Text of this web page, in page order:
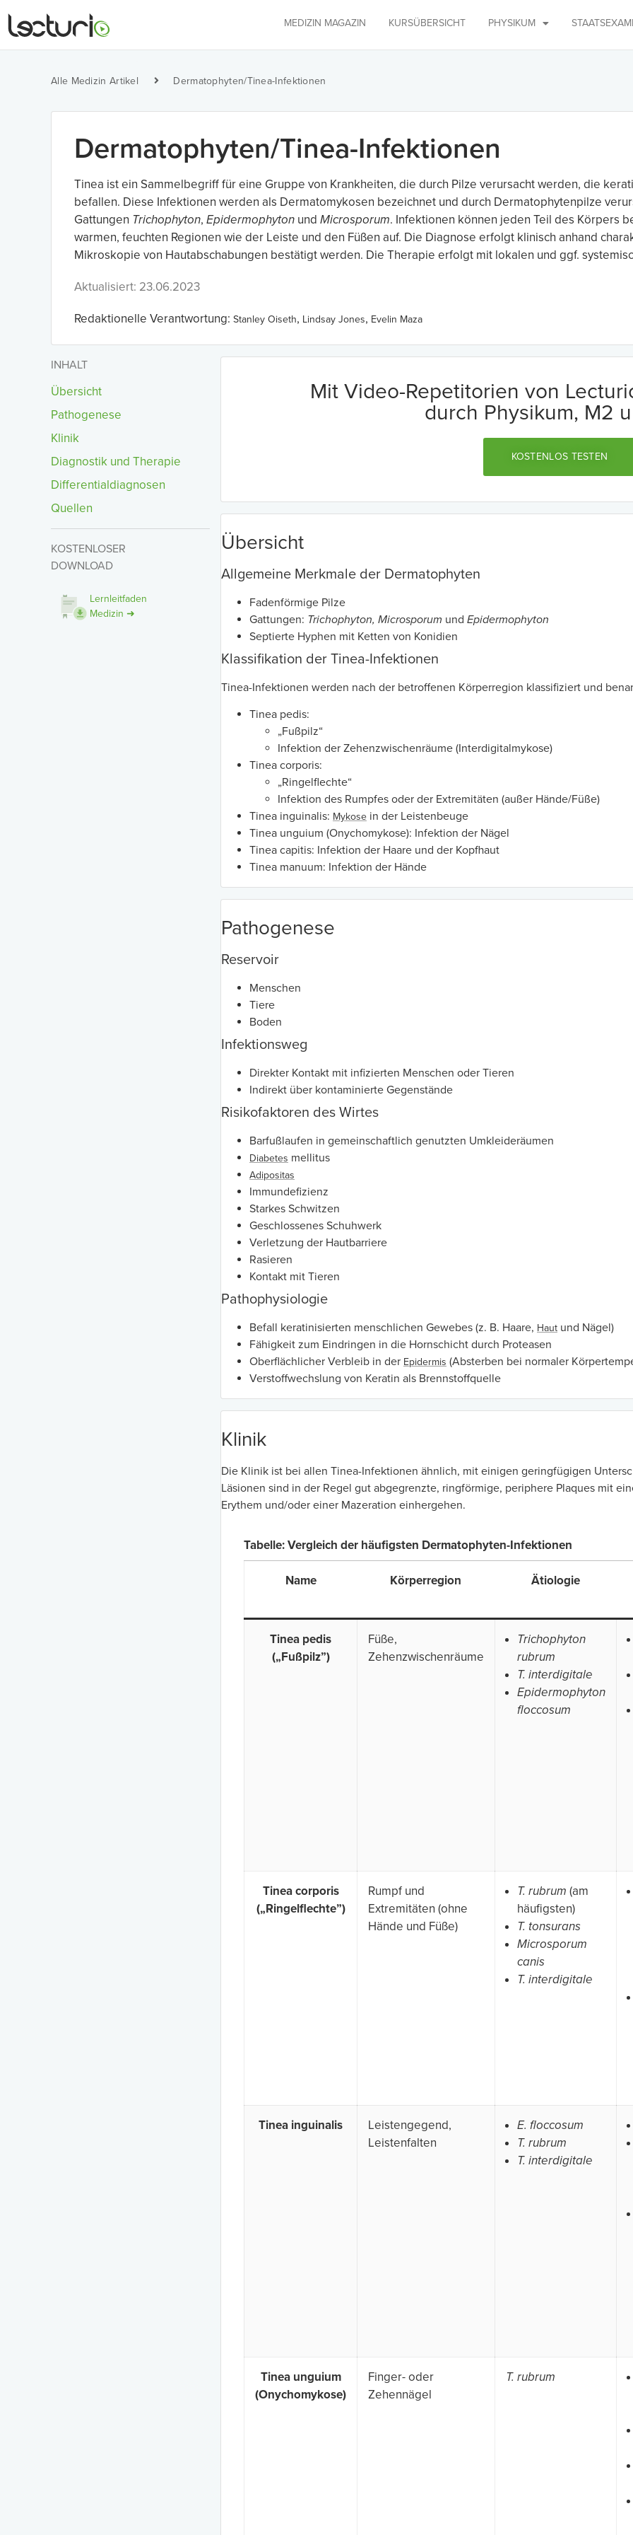
MEDIZIN MAGAZIN KURSÜBERSICHT PHYSIKUM
Alle Medizin Artikel Dermatophyten/Tinea-Infektionen
Dermatophyten/Tinea-Infektionen
Tinea ist ein Sammelbegriff für eine Gruppe von Krankheiten, die durch Pilze verursacht werden, die
befallen. Diese Infektionen werden als Dermatomykosen bezeichnet und durch Dermatophytenpilze
Gattungen Trichophyton, Epidermophyton und Microsporum. Infektionen können jeden Teil des Körpers
warmen, feuchten Regionen wie der Leiste und den Füßen auf. Die Diagnose erfolgt klinisch anhand
Mikroskopie von Hautabschabungen bestätigt werden. Die Therapie erfolgt mit lokalen und ggf.
Aktualisiert: 23.06.2023
Redaktionelle Verantwortung: Stanley Oiseth, Lindsay Jones, Evelin Maza
INHALT
Übersicht
Pathogenese
Klinik
Diagnostik und Therapie
Differentialdiagnosen
Quellen
KOSTENLOSER
DOWNLOAD
Lernleitfaden
Medizin ➜
Mit Video-Repetitorien von
durch Physikum, M2
KOSTENLOS TESTEN
Übersicht
Allgemeine Merkmale der Dermatophyten
Fadenförmige Pilze
Gattungen: Trichophyton, Microsporum und Epidermophyton
Septierte Hyphen mit Ketten von Konidien
Klassifikation der Tinea-Infektionen
Tinea-Infektionen werden nach der betroffenen Körperregion klassifiziert und
Tinea pedis:
„Fußpilz“
Infektion der Zehenzwischenräume (Interdigitalmykose)
Tinea corporis:
„Ringelflechte“
Infektion des Rumpfes oder der Extremitäten (außer Hände/Füße)
Tinea inguinalis: Mykose in der Leistenbeuge
Tinea unguium (Onychomykose): Infektion der Nägel
Tinea capitis: Infektion der Haare und der Kopfhaut
Tinea manuum: Infektion der Hände
Pathogenese
Reservoir
Menschen
Tiere
Boden
Infektionsweg
Direkter Kontakt mit infizierten Menschen oder Tieren
Indirekt über kontaminierte Gegenstände
Risikofaktoren des Wirtes
Barfußlaufen in gemeinschaftlich genutzten Umkleideräumen
Diabetes mellitus
Adipositas
Immundefizienz
Starkes Schwitzen
Geschlossenes Schuhwerk
Verletzung der Hautbarriere
Rasieren
Kontakt mit Tieren
Pathophysiologie
Befall keratinisierten menschlichen Gewebes (z. B. Haare, Haut und Nägel)
Fähigkeit zum Eindringen in die Hornschicht durch Proteasen
Oberflächlicher Verbleib in der Epidermis (Absterben bei normaler
Verstoffwechslung von Keratin als Brennstoffquelle
Klinik
Die Klinik ist bei allen Tinea-Infektionen ähnlich, mit einigen geringfügigen
Läsionen sind in der Regel gut abgegrenzte, ringförmige, periphere Plaques mit
Erythem und/oder einer Mazeration einhergehen.
Tabelle: Vergleich der häufigsten Dermatophyten-Infektionen
Name Körperregion Ätiologie
Tinea pedis
(„Fußpilz”)
Füße,
Zehenzwischenräume
Trichophyton
rubrum
T. interdigitale
Epidermophyton
floccosum
Tinea corporis
(„Ringelflechte”)
Rumpf und
Extremitäten (ohne
Hände und Füße)
T. rubrum (am
häufigsten)
T. tonsurans
Microsporum
canis
T. interdigitale
Tinea inguinalis
Leistengegend,
Leistenfalten
E. floccosum
T. rubrum
T. interdigitale
Tinea unguium
(Onychomykose)
Finger- oder
Zehennägel
T. rubrum